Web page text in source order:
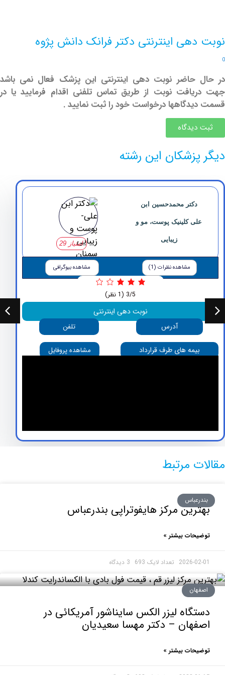
اینترنتی دکتر فرانک دانش پژوه
حاضر نوبت دهی اینترنتی این پزشک فعال نمی باشد
نوبت از طریق تماس تلفنی اقدام فرمایید یا در
درخواست خود را ثبت نمایید .
این رشته
دکتر ‏محمدحسین ‏ابن
کلینیک پوست، مو و
امتیاز 29
مشاهده نظرات (1) مشاهده بیوگرافی
نوبت دهی اینترنتی
آدرس
تلفن
بیمه های طرف قرارداد مشاهده پروفایل
مرتبط
مرکز هایفوتراپی بندرعباس
بیشتر »
2026- 3 دیدگاه
لیزر الکس سایناشور آمریکائی در
– دکتر مهسا سعیدیان
بیشتر »